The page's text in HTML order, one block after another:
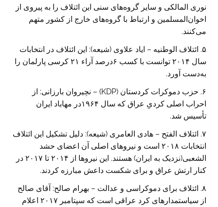
نوری ‌‌المالکی و سایر گروه‌های سنی این ائتلاف را به پیروی از
اخوان‌المسلمین و ارتباط با گروه‌های خارج از کشور متهم
می‌کنند.
۵. ائتلاف الوطنیه – ایاد علاوی (شیعه): این ائتلاف در انتخابات
سال ۲۰۱۴ توانست با کسب ۶درصد‌ آراء ۲۱ کرسی پارلمان را
به‌دست آورد.
۶. حزب دموکرات کردستان (KDP) – نچیروان بارزانی: از
احراب اصلی کردیِ عراق که سال ۱۹۶۴در مهاباد ایران
تأسیس شد.
۷. ائتلاف الفتح – هادی العامری (شیعه): دلیل تشکیل این ائتلاف
انتخابات ۲۰۱۸ است و نیروهای اصلی آن اعضای حشد
الشعبی(نزدیک به ایران) هستند. این نیروها از ۲۰۱۴ تا ۲۰۱۷ در
کنار ارتش عراق و برای شکست داعش مبارزه کردند.
۸. ائتلاف برای دموکراسی و عدالت – بهرام صالح: آقای صالح
از سیاستمدارهای کرد‌ عراقی است که سپتامبر ۲۰۱۷ اعلام